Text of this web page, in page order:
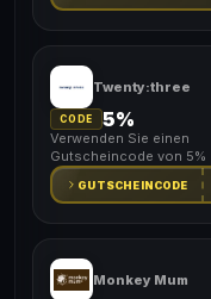
Twenty:three
CODE 5%
Verwenden Sie einen
Gutscheincode von 5%
GUTSCHEINCODE
Monkey Mum